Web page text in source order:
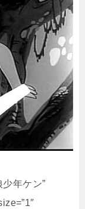
年ケン”